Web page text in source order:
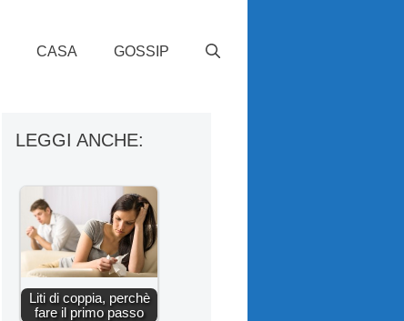
CASA GOSSIP
LEGGI ANCHE:
Liti di coppia, perchè
fare il primo passo